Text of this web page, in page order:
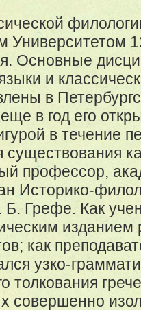
Университетом
Основные
и
в
в год его
в течение
существования
профессор,
Историко-
Б. Грефе. Как
изданием
как
узко-
толкования
совершенно